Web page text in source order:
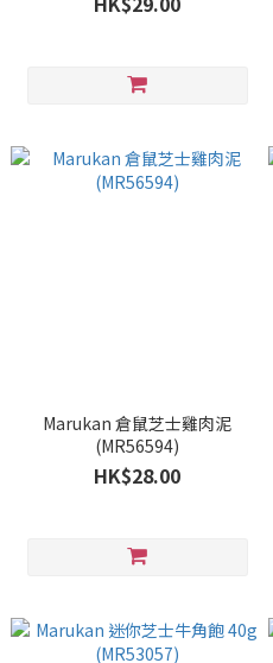
Marukan 倉鼠芝士雞肉泥
(MR56594)
HK$28.00